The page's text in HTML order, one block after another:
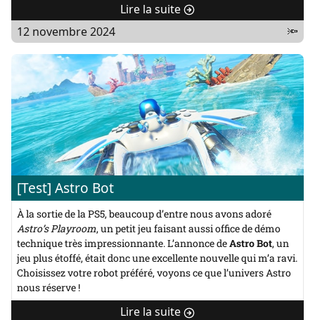
Lire la suitede
"
[Test]
Alan
Wake
II"
12 novembre 2024 🔦
[Test] Astro Bot
À la sortie de la PS5, beaucoup d’entre nous avons adoré
Astro’s Playroom, un petit jeu faisant aussi office de démo
technique très impressionnante. L’annonce deAstro Bot, un
jeu plus étoffé, était donc une excellente nouvelle qui m’a ravi.
Choisissez votre robot préféré, voyons ce que l’univers Astro
nous réserve !
Lire la suitede